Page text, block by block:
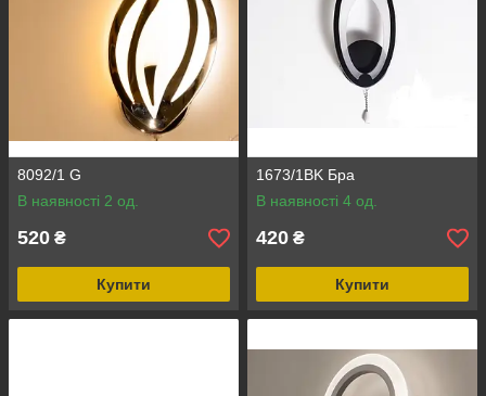
8092/1 G
В наявності 2 од.
520 ₴
Купити
1673/1BK Бра
В наявності 4 од.
420 ₴
Купити